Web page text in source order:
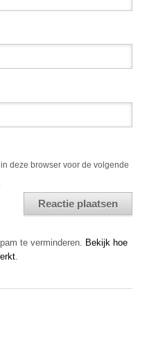
deze browser voor de volgende
te verminderen. Bekijk hoe
.